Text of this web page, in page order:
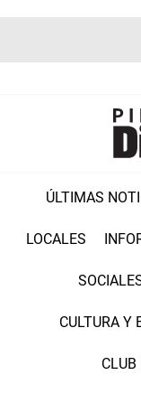
ÚLTIMAS
LOCALES
CULTURA Y
CLUB